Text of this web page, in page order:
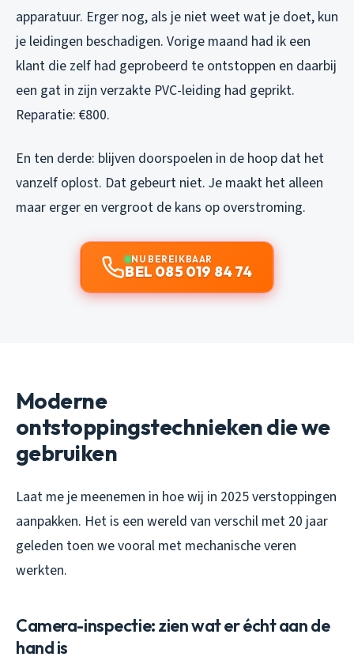
apparatuur. Erger nog, als je niet weet wat je doet, kun
je leidingen beschadigen. Vorige maand had ik een
klant die zelf had geprobeerd te ontstoppen en daarbij
een gat in zijn verzakte PVC-leiding had geprikt.
Reparatie: €800.
En ten derde: blijven doorspoelen in de hoop dat het
vanzelf oplost. Dat gebeurt niet. Je maakt het alleen
maar erger en vergroot de kans op overstroming.
NU BEREIKBAAR
BEL 085 019 84 74
Moderne
ontstoppingstechnieken die we
gebruiken
Laat me je meenemen in hoe wij in 2025 verstoppingen
aanpakken. Het is een wereld van verschil met 20 jaar
geleden toen we vooral met mechanische veren
werkten.
Camera-inspectie: zien wat er écht aan de
hand is